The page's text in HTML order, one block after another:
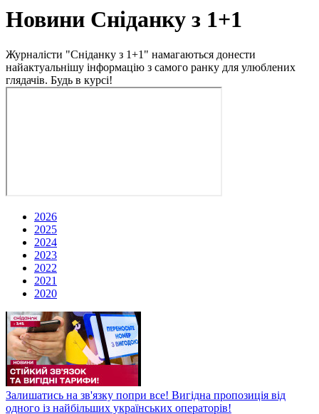
Новини Сніданку з 1+1
Журналісти "Сніданку з 1+1" намагаються донести
найактуальнішу інформацію з самого ранку для улюблених
глядачів. Будь в курсі!
2026
2025
2024
2023
2022
2021
2020
Залишатись на зв'язку попри все! Вигідна пропозиція від
одного із найбільших українських операторів!